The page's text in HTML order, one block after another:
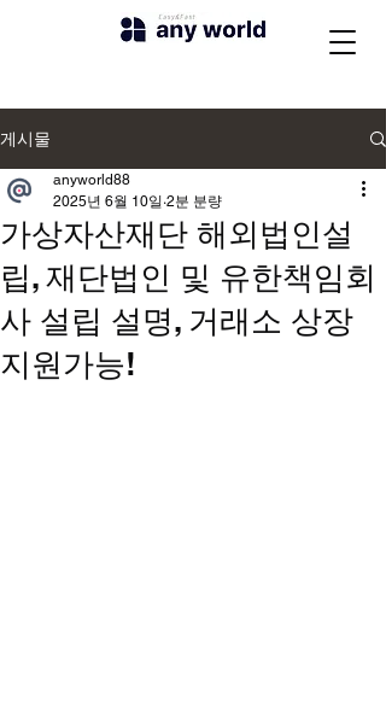
게시물
가상자산재단 해외법인설
립, 재단법인 및 유한책임회
사 설립 설명, 거래소 상장
지원가능!
anyworld88
2025년 6월 10일 2분 분량